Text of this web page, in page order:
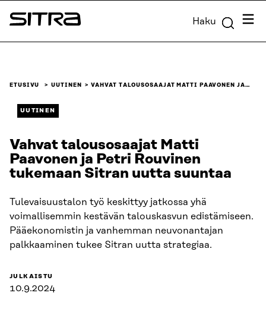
Siirry
suoraan
Sitra Haku
ETUSIVU UUTINEN VAHVAT TALOUSOSAAJAT MATTI PAAVONEN JA…
UUTINEN
Vahvat talousosaajat Matti
Paavonen ja Petri Rouvinen
tukemaan Sitran uutta suuntaa
Tulevaisuustalon työ keskittyy jatkossa yhä
voimallisemmin kestävän talouskasvun edistämiseen.
Pääekonomistin ja vanhemman neuvonantajan
palkkaaminen tukee Sitran uutta strategiaa.
JULKAISTU
10.9.2024